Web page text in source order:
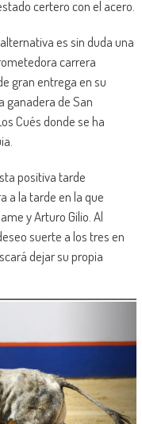
certero con el acero.
es sin duda una
carrera
gran entrega en su
ganadera de San
Cués donde se ha
positiva tarde
a la tarde en la que
y Arturo Gilio. Al
suerte a los tres en
dejar su propia